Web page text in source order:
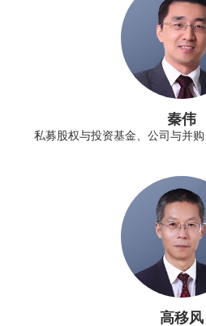
秦伟
私募股权与投资基金、公司与并
高移风